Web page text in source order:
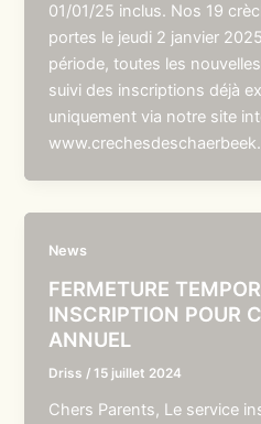
01/01/25 inclus. Nos 19
portes le jeudi 2 janvier
période, toutes les
suivi des inscriptions déjà
uniquement via notre site
News
FERMETURE
INSCRIPTION POUR
ANNUEL
Driss /15 juillet 2024
Chers Parents, Le service